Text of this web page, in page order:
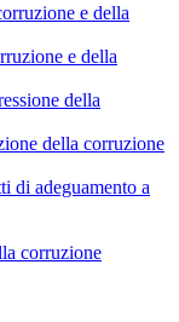
e della
e della
della
della corruzione
di adeguamento a
corruzione